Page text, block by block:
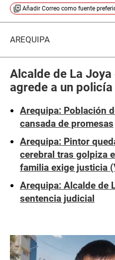
Añadir Correo como fuente
AREQUIPA
Alcalde de La
agrede a un
Arequipa: Población
cansada de promesas
Arequipa: Pintor
cerebral tras golpiza
familia exige justicia
Arequipa: Alcalde de
sentencia judicial